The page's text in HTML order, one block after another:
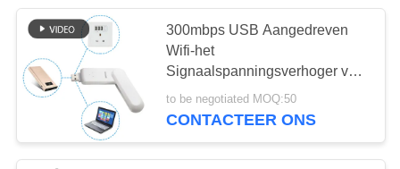
5G Outdoor CPE
300mbps USB Aangedreven
Wifi-het
Signaalspanningsverhoger van
het Vergrotings Witte
Thuisnetwerk
to be negotiated MOQ:50
CONTACTEER ONS